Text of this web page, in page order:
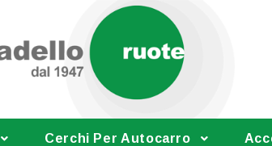
Cerchi Per Autocarro